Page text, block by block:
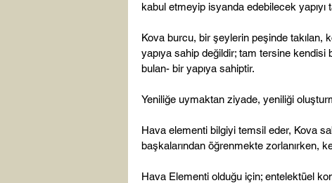
kabul etmeyip isyanda edebilecek yapıyı
Kova burcu, bir şeylerin peşinde takılan,
yapıya sahip değildir; tam tersine
bulan- bir yapıya sahiptir.
Yeniliğe uymaktan ziyade, yeniliği
Hava elementi bilgiyi temsil eder, Kova
başkalarından öğrenmekte zorlanırken,
Hava Elementi olduğu için; entelektüel